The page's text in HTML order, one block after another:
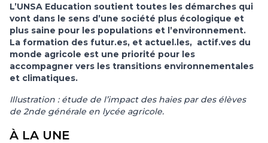
L’UNSA Education soutient toutes les démarches qui
vont dans le sens d’une société plus écologique et
plus saine pour les populations et l’environnement.
La formation des futur.es, et actuel.les, actif.ves du
monde agricole est une priorité pour les
accompagner vers les transitions environnementales
et climatiques.
Illustration : étude de l’impact des haies par des élèves
de 2nde générale en lycée agricole.
À LA UNE